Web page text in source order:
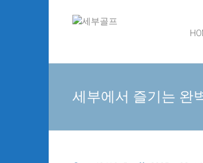
세
프
24
세부에서 즐기는 완